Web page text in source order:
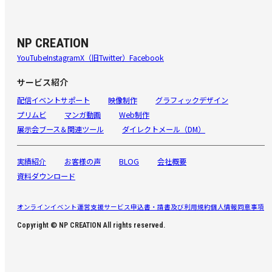
NP CREATION
YouTubeInstagramX（旧Twitter） Facebook
サービス紹介
配信イベントサポート 映像制作
グラフィックデザイン
プリムビ
マンガ動画
Web制作
展示会ブース＆関連ツール
ダイレクトメール（DM）
実績紹介 お客様の声 BLOG
会社概要
資料ダウンロード
オンラインイベント運営支援サービス申込書・請書及び利用規約個人情報同意事項
Copyright © NP CREATION All rights reserved.